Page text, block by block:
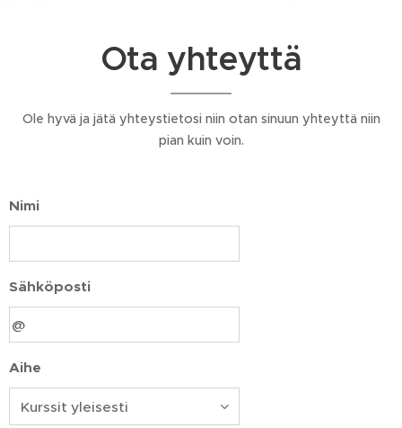
Ota yhteyttä
Ole hyvä ja jätä yhteystietosi niin otan sinuun yhteyttä niin
pian kuin voin.
Nimi
Sähköposti
Aihe